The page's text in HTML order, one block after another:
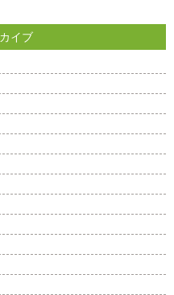
浜・藤沢・寒川・小田
たね
先日は娘の美容院
て伸ばした髪の毛をバッ
ぶりの美容院に
30セン
がお過ごしですか？
先
例年よりも大分寒いお
ますが、体調管理に気を
先日のサーフレッスン
の外壁塗装専門店＊
日はバリショットを少しだ
ルワツ
海パンで海に入
いですが、早く自由に海
…
南の外壁塗装専門店＊
近はグッと気温が下がり
ね
気づけば今年も後一
イブ